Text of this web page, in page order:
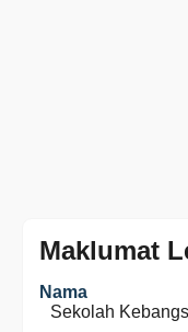
Maklumat
Nama
Sekolah